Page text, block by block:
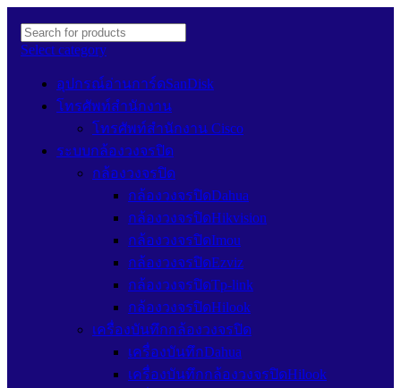
Select category
อุปกรณ์อ่านการ์ดSanDisk
โทรศัพท์สำนักงาน
โทรศัพท์สำนักงาน Cisco
ระบบกล้องวงจรปิด
กล้องวงจรปิด
กล้องวงจรปิดDahua
กล้องวงจรปิดHikvision
กล้องวงจรปิดImou
กล้องวงจรปิดEzviz
กล้องวงจรปิดTp-link
กล้องวงจรปิดHilook
เครื่องบันทึกกล้องวงจรปิด
เครื่องบันทึกDahua
เครื่องบันทึกกล้องวงจรปิดHilook